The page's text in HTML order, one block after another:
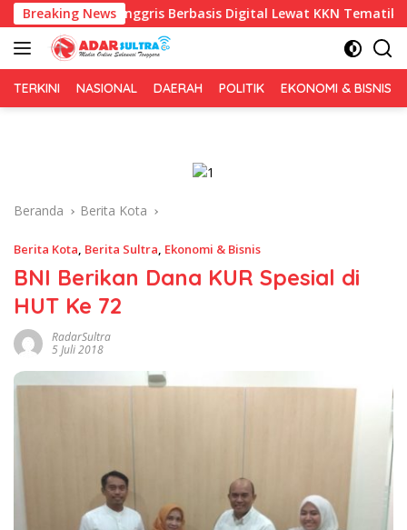
Langsung
ke
konten
Breaking News
Inggris Berbasis Digital Lewat KKN Tematik di Desa Alebo
TERKINI NASIONAL DAERAH POLITIK EKONOMI & BISNIS
Beranda Berita Kota
Berita Kota, Berita Sultra, Ekonomi & Bisnis
BNI Berikan Dana KUR Spesial di
HUT Ke 72
RadarSultra
5 Juli 2018